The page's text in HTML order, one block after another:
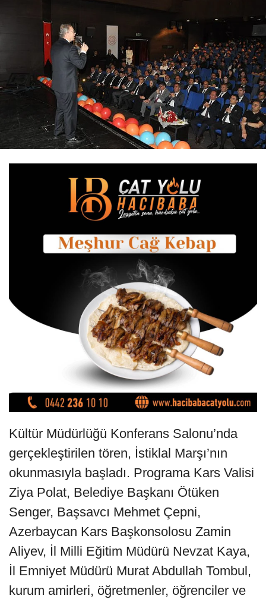
Kültür Müdürlüğü Konferans Salonu’nda
gerçekleştirilen tören, İstiklal Marşı’nın
okunmasıyla başladı. Programa Kars Valisi
Ziya Polat, Belediye Başkanı Ötüken
Senger, Başsavcı Mehmet Çepni,
Azerbaycan Kars Başkonsolosu Zamin
Aliyev, İl Milli Eğitim Müdürü Nevzat Kaya,
İl Emniyet Müdürü Murat Abdullah Tombul,
kurum amirleri, öğretmenler, öğrenciler ve